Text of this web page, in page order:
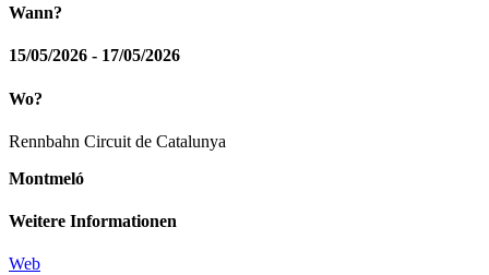
Wann?
15/05/2026 - 17/05/2026
Wo?
Rennbahn Circuit de Catalunya
Montmeló
Weitere Informationen
Web